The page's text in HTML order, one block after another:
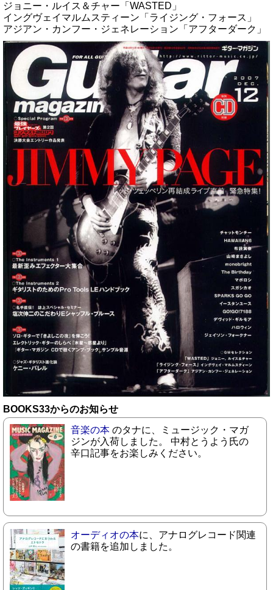
ジョニー・ルイス＆チャー「WASTED」
イングヴェイマルムスティーン「ライジング・フォース」
アジアン・カンフー・ジェネレーション「アフターダーク」
BOOKS33からのお知らせ
音楽の本 のタナに、ミュージック・マガ
ジンが入荷しました。 中村とうよう氏の
辛口記事をお楽しみください。
オーディオの本に、アナログレコード関連
の書籍を追加しました。